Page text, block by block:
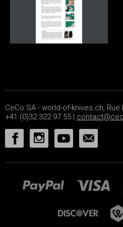
CeCo SA - world-of-knives.ch, Rue
+41 (0)32 322 97 55 |